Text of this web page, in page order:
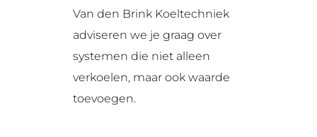
Van den Brink Koeltechniek
adviseren we je graag over
systemen die niet alleen
verkoelen, maar ook waarde
toevoegen.